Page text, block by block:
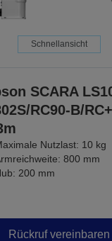
Schnellansicht
SCARA
RC90-B/RC+
Nutzlast: 10 kg
800 mm
200 mm
Rückruf vereinbaren